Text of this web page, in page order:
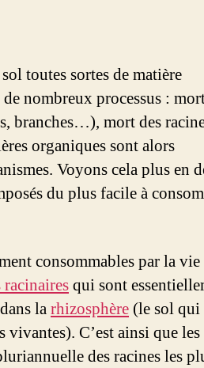
toutes sortes de matière
nombreux processus :
branches…), mort des
organiques sont alors
Voyons cela plus en
du plus facile à
consommables par la vie
racinairesqui sont
larhizosphère (le sol qui
C’est ainsi que les
des racines les